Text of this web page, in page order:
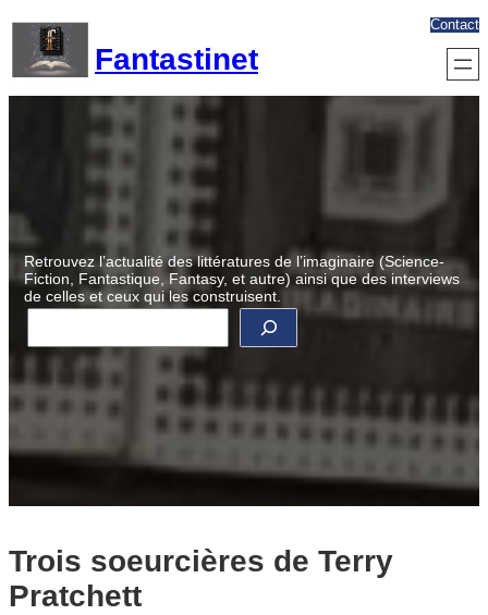
contenu
Fantastinet
Contact
Retrouvez l’actualité des littératures de l’imaginaire (Science-
Fiction, Fantastique, Fantasy, et autre) ainsi que des interviews
de celles et ceux qui les construisent.
R
c
e
e
Trois soeurcières de Terry
Pratchett